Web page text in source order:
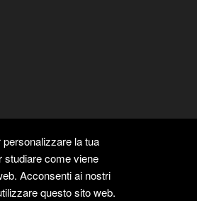
la tua
studiare come viene
Acconsenti ai nostri
questo sito web.